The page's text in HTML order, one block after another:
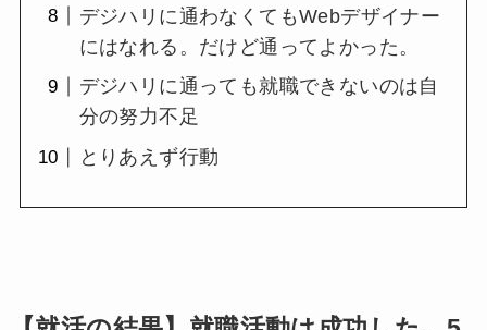
デジハリに通わなくてもWebデザイナー
にはなれる。だけど通ってよかった。
デジハリに通っても就職できないのは自
分の努力不足
とりあえず行動